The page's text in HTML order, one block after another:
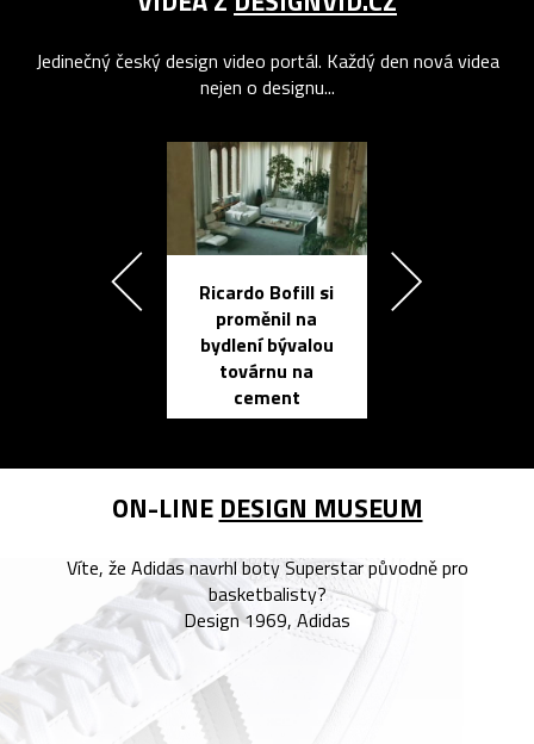
Jedinečný český design video portál. Každý den nová videa
nejen o designu...
Ricardo Bofill si
proměnil na
bydlení bývalou
továrnu na
cement
ON-LINE DESIGN MUSEUM
Víte, že Adidas navrhl boty Superstar původně pro
basketbalisty?
Design 1969, Adidas